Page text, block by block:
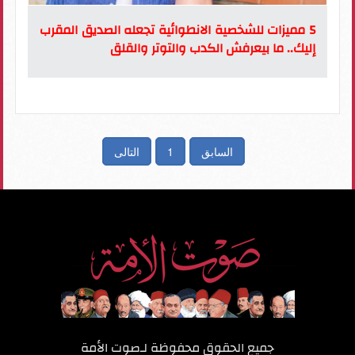
5 مميزات للشخصية الانطوائية تجعله الصديق المقرب
إليك.. ما بيعرفش الكدب والتوتر والقلق
السابق 1 التالى
جميع الحقوق محفوظة لـصوت الأمة